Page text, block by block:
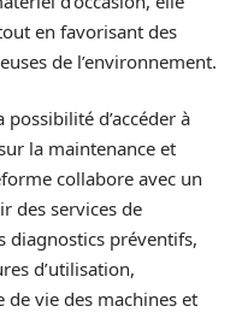
en favorisant des
de l’environnement.
d’accéder à
la maintenance et
collabore avec un
des services de
diagnostics préventifs,
d’utilisation,
vie des machines et